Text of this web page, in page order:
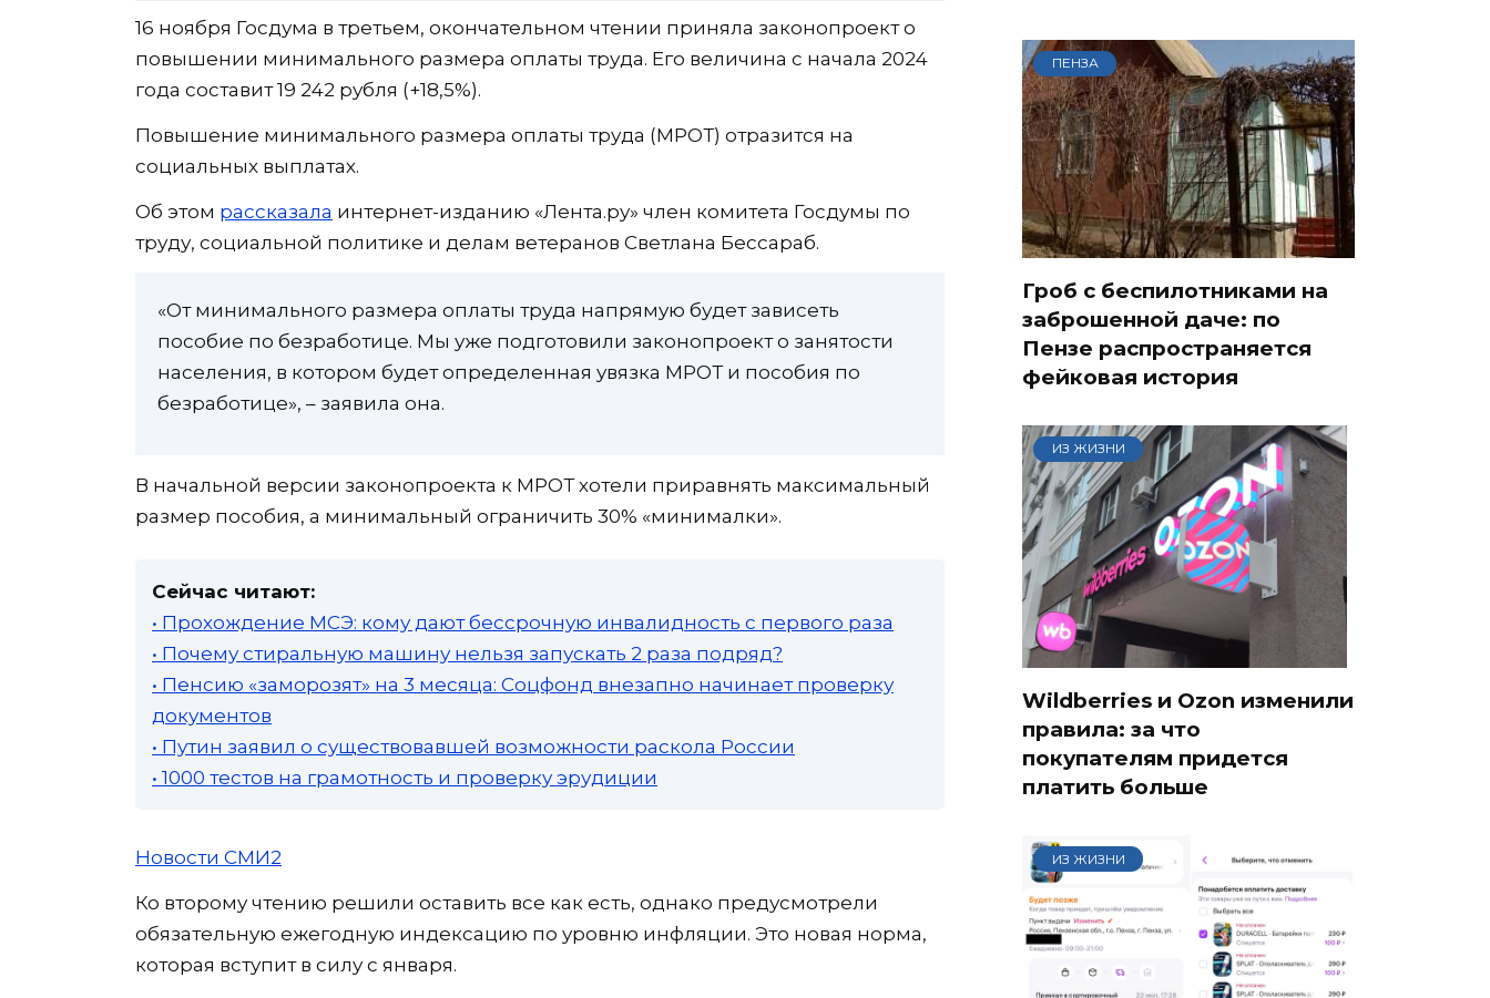
16 ноября Госдума в третьем, окончательном чтении приняла законопроект о
повышении минимального размера оплаты труда. Его величина с начала 2024
года составит 19 242 рубля (+18,5%).
Повышение минимального размера оплаты труда (МРОТ) отразится на
социальных выплатах.
Об этом рассказала интернет-изданию «Лента.ру» член комитета Госдумы по
труду, социальной политике и делам ветеранов Светлана Бессараб.
«От минимального размера оплаты труда напрямую будет зависеть
пособие по безработице. Мы уже подготовили законопроект о занятости
населения, в котором будет определенная увязка МРОТ и пособия по
безработице», – заявила она.
В начальной версии законопроекта к МРОТ хотели приравнять максимальный
размер пособия, а минимальный ограничить 30% «минималки».
Сейчас читают:
• Прохождение МСЭ: кому дают бессрочную инвалидность с первого раза
• Почему стиральную машину нельзя запускать 2 раза подряд?
• Пенсию «заморозят» на 3 месяца: Соцфонд внезапно начинает проверку
документов
• Путин заявил о существовавшей возможности раскола России
• 1000 тестов на грамотность и проверку эрудиции
Новости СМИ2
Ко второму чтению решили оставить все как есть, однако предусмотрели
обязательную ежегодную индексацию по уровню инфляции. Это новая норма,
которая вступит в силу с января.
ПЕНЗА
Гроб с беспилотниками на
заброшенной даче: по
Пензе распространяется
фейковая история
ИЗ ЖИЗНИ
Wildberries и Ozon изменили
правила: за что
покупателям придется
платить больше
ИЗ ЖИЗНИ